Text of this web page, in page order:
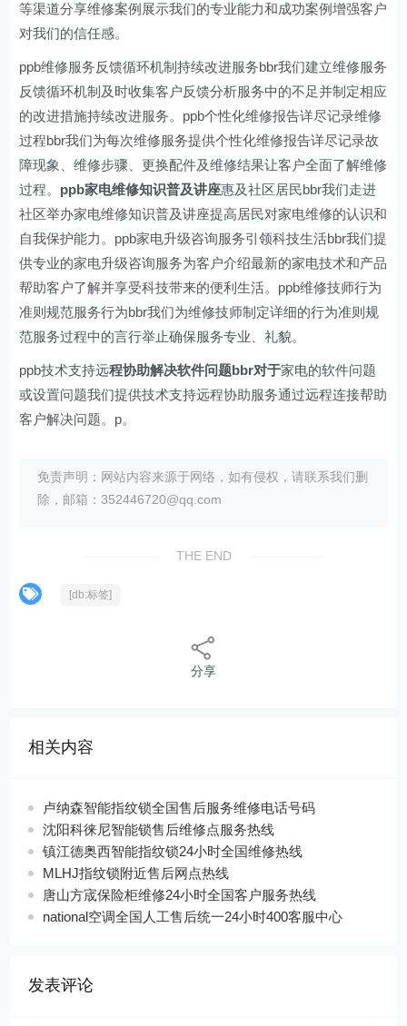
等渠道分享维修案例展示我们的专业能力和成功案例增强客户
对我们的信任感。
ppb维修服务反馈循环机制持续改进服务bbr我们建立维修服务
反馈循环机制及时收集客户反馈分析服务中的不足并制定相应
的改进措施持续改进服务。ppb个性化维修报告详尽记录维修
过程bbr我们为每次维修服务提供个性化维修报告详尽记录故
障现象、维修步骤、更换配件及维修结果让客户全面了解维修
过程。 ppb家电维修知识普及讲座惠及社区居民bbr我们走进
社区举办家电维修知识普及讲座提高居民对家电维修的认识和
自我保护能力。ppb家电升级咨询服务引领科技生活bbr我们提
供专业的家电升级咨询服务为客户介绍最新的家电技术和产品
帮助客户了解并享受科技带来的便利生活。ppb维修技师行为
准则规范服务行为bbr我们为维修技师制定详细的行为准则规
范服务过程中的言行举止确保服务专业、礼貌。
ppb技术支持远程协助解决软件问题bbr对于家电的软件问题
或设置问题我们提供技术支持远程协助服务通过远程连接帮助
客户解决问题。p。
免责声明：网站内容来源于网络，如有侵权，请联系我们删
除，邮箱：352446720@qq.com
THE END
[db:标签]
分享
相关内容
卢纳森智能指纹锁全国售后服务维修电话号码
沈阳科徕尼智能锁售后维修点服务热线
镇江德奥西智能指纹锁24小时全国维修热线
MLHJ指纹锁附近售后网点热线
唐山方宬保险柜维修24小时全国客户服务热线
national空调全国人工售后统一24小时400客服中心
发表评论